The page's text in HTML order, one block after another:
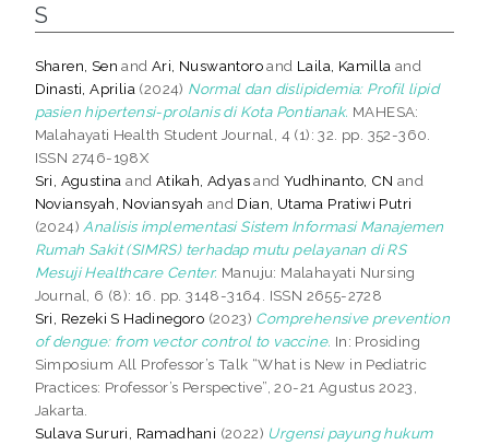
S
Sharen, Sen andAri, Nuswantoroand Laila, Kamilla and
Dinasti, Aprilia (2024) Normal dan dislipidemia: Profil lipid
pasien hipertensi-prolanis di Kota Pontianak. MAHESA:
Malahayati Health Student Journal, 4 (1): 32. pp. 352-360.
ISSN 2746-198X
Sri, Agustina and Atikah, AdyasandYudhinanto, CN and
Noviansyah, Noviansyah and Dian, Utama Pratiwi Putri
(2024) Analisis implementasi Sistem Informasi Manajemen
Rumah Sakit (SIMRS) terhadap mutu pelayanan di RS
Mesuji Healthcare Center. Manuju: Malahayati Nursing
Journal, 6 (8): 16. pp. 3148-3164. ISSN 2655-2728
Sri, Rezeki S Hadinegoro (2023) Comprehensive prevention
of dengue: from vector control to vaccine. In: Prosiding
Simposium All Professor’s Talk “What is New in Pediatric
Practices: Professor’s Perspective”, 20-21 Agustus 2023,
Jakarta.
Sulava Sururi, Ramadhani (2022) Urgensi payung hukum